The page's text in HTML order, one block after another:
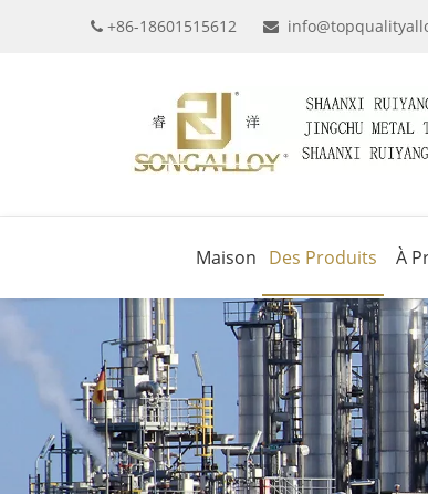
 +86-18601515612 
Maison Des Produits À